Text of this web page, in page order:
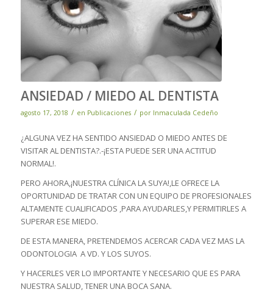
ANSIEDAD / MIEDO AL DENTISTA
agosto 17, 2018 / en Publicaciones / por Inmaculada Cedeño
¿ALGUNA VEZ HA SENTIDO ANSIEDAD O MIEDO ANTES DE
VISITAR AL DENTISTA?.-¡ESTA PUEDE SER UNA ACTITUD
NORMAL!.
PERO AHORA,¡NUESTRA CLÍNICA LA SUYA!,LE OFRECE LA
OPORTUNIDAD DE TRATAR CON UN EQUIPO DE PROFESIONALES
ALTAMENTE CUALIFICADOS ,PARA AYUDARLES,Y PERMITIRLES A
SUPERAR ESE MIEDO.
DE ESTA MANERA, PRETENDEMOS ACERCAR CADA VEZ MAS LA
ODONTOLOGIA A VD. Y LOS SUYOS.
Y HACERLES VER LO IMPORTANTE Y NECESARIO QUE ES PARA
NUESTRA SALUD, TENER UNA BOCA SANA.